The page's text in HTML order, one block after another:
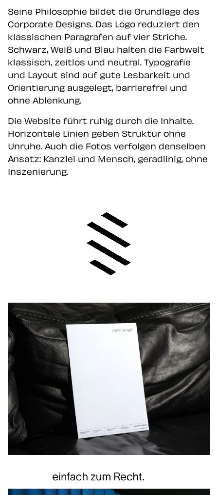
Seine Philosophie bildet die Grundlage des
Corporate Designs. Das Logo reduziert den
klassischen Paragrafen auf vier Striche.
Schwarz, Weiß und Blau halten die Farbwelt
klassisch, zeitlos und neutral. Typografie
und Layout sind auf gute Lesbarkeit und
Orientierung ausgelegt, barrierefrei und
ohne Ablenkung.
Die Website führt ruhig durch die Inhalte.
Horizontale Linien geben Struktur ohne
Unruhe. Auch die Fotos verfolgen denselben
Ansatz: Kanzlei und Mensch, geradlinig, ohne
Inszenierung.